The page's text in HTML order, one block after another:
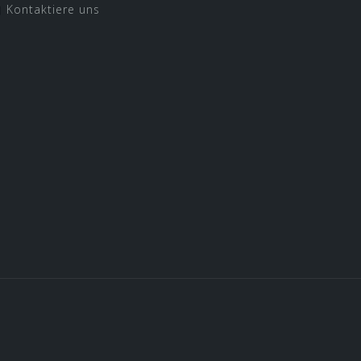
Kontaktiere uns